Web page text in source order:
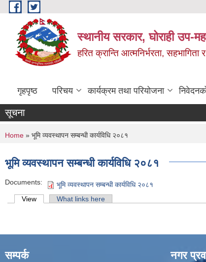
Skip to main content
स्थानीय सरकार, घोराही उप-
हरित क्रान्ति आत्मनिर्भरता,
गृहपृष्ठ परिचय कार्यक्रम तथा परियोजना
सूचना
You are here
Home » भूमि व्यवस्थापन सम्बन्धी कार्यविधि २०८१
भूमि व्यवस्थापन सम्बन्धी कार्यविधि २०८१
Documents: भूमि व्यवस्थापन सम्बन्धी कार्यविधि २०८१
Primary tabs
View (active tab)What links here
सम्पर्क
नगर